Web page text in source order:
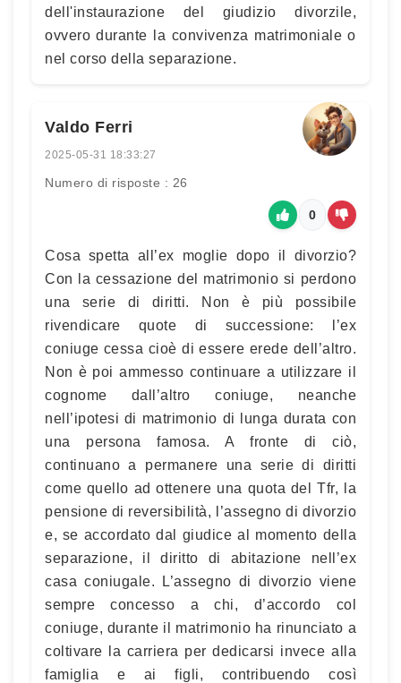
dell'instaurazione del giudizio divorzile,
ovvero durante la convivenza matrimoniale o
nel corso della separazione.
Valdo Ferri
2025-05-31 18:33:27
Numero di risposte : 26
0
Cosa spetta all’ex moglie dopo il divorzio?
Con la cessazione del matrimonio si perdono
una serie di diritti. Non è più possibile
rivendicare quote di successione: l’ex
coniuge cessa cioè di essere erede dell’altro.
Non è poi ammesso continuare a utilizzare il
cognome dall’altro coniuge, neanche
nell’ipotesi di matrimonio di lunga durata con
una persona famosa. A fronte di ciò,
continuano a permanere una serie di diritti
come quello ad ottenere una quota del Tfr, la
pensione di reversibilità, l’assegno di divorzio
e, se accordato dal giudice al momento della
separazione, il diritto di abitazione nell’ex
casa coniugale. L’assegno di divorzio viene
sempre concesso a chi, d’accordo col
coniuge, durante il matrimonio ha rinunciato a
coltivare la carriera per dedicarsi invece alla
famiglia e ai figli, contribuendo così